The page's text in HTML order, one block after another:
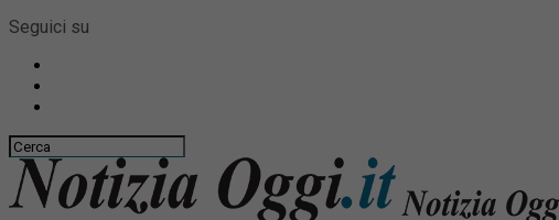
Seguici su